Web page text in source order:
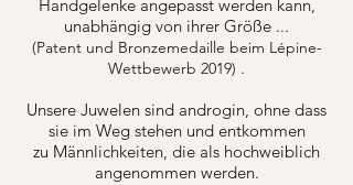
Handgelenke angepasst werden kann,
unabhängig von ihrer Größe ...
(Patent und Bronzemedaille beim Lépine-
Wettbewerb 2019) .
Unsere Juwelen sind androgin, ohne dass
sie im Weg stehen und entkommen
zu Männlichkeiten, die als hochweiblich
angenommen werden.